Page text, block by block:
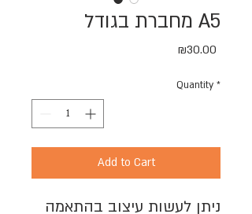
מחברת בגודל A5
₪30.00
Quantity *
Add to Cart
ניתן לעשות עיצוב בהתאמה